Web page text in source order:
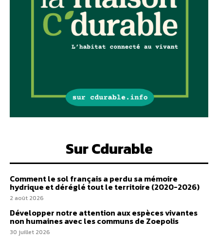
Sur Cdurable
Comment le sol français a perdu sa mémoire
hydrique et déréglé tout le territoire (2020-2026)
2 août 2026
Développer notre attention aux espèces vivantes
non humaines avec les communs de Zoepolis
30 juillet 2026